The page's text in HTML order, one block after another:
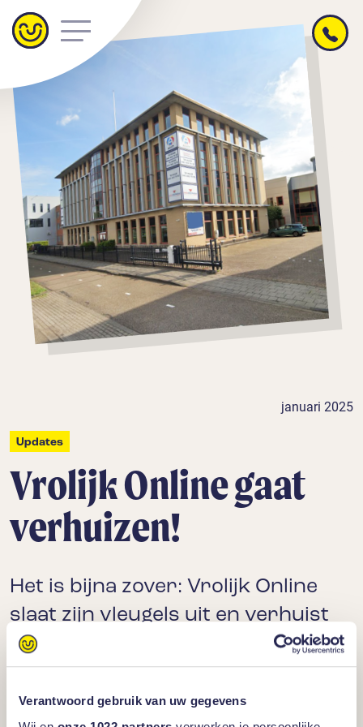
Verantwoord gebruik van uw gegevens
januari 2025
Updates
Vrolijk Online gaat
verhuizen!
Het is bijna zover: Vrolijk Online
slaat zijn vleugels uit en verhuist
naar een nieuwe locatie! Vanaf 13
januari 2025 zijn wij te vinden op
bedrijventerrein De Brand in Den